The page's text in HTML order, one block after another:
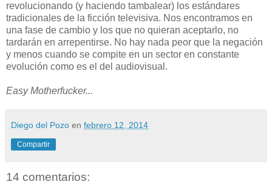
revolucionando (y haciendo tambalear) los estándares
tradicionales de la ficción televisiva. Nos encontramos en
una fase de cambio y los que no quieran aceptarlo, no
tardarán en arrepentirse. No hay nada peor que la negación
y menos cuando se compite en un sector en constante
evolución como es el del audiovisual.
Easy Motherfucker...
Diego del Pozo en febrero 12, 2014
Compartir
14 comentarios: